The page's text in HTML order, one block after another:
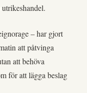
– har gjort
att påtvinga
att behöva
för att lägga beslag